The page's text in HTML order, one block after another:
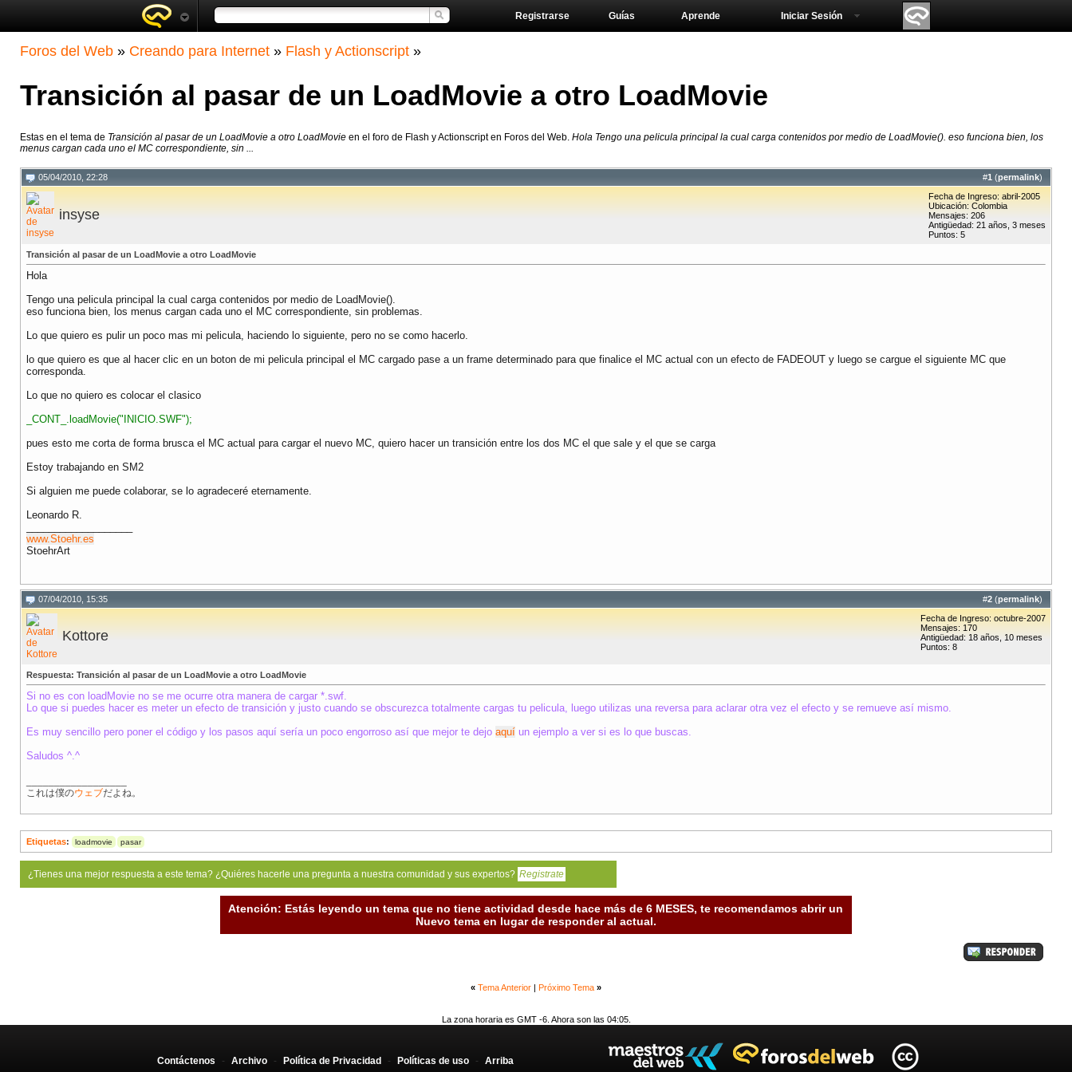
Aprende
Guías
Registrarse Iniciar Sesión
Foros del Web » Creando para Internet » Flash y Actionscript »
Transición al pasar de un LoadMovie a otro LoadMovie
Estas en el tema de Transición al pasar de un LoadMovie a otro LoadMovie en el foro de Flash y Actionscript en Foros del Web. Hola Tengo una pelicula principal la cual carga contenidos por medio de LoadMovie(). eso funciona bien, los
menus cargan cada uno el MC correspondiente, sin ...
#1 (permalink)
05/04/2010, 22:28
insyse
Fecha de Ingreso: abril-2005
Ubicación: Colombia
Mensajes: 206
Antigüedad: 21 años, 3 meses
Puntos: 5
Transición al pasar de un LoadMovie a otro LoadMovie
Hola
Tengo una pelicula principal la cual carga contenidos por medio de LoadMovie().
eso funciona bien, los menus cargan cada uno el MC correspondiente, sin problemas.
Lo que quiero es pulir un poco mas mi pelicula, haciendo lo siguiente, pero no se como hacerlo.
lo que quiero es que al hacer clic en un boton de mi pelicula principal el MC cargado pase a un frame determinado para que finalice el MC actual con un efecto de FADEOUT y luego se cargue el siguiente MC que
corresponda.
Lo que no quiero es colocar el clasico
_CONT_.loadMovie("INICIO.SWF");
pues esto me corta de forma brusca el MC actual para cargar el nuevo MC, quiero hacer un transición entre los dos MC el que sale y el que se carga
Estoy trabajando en SM2
Si alguien me puede colaborar, se lo agradeceré eternamente.
Leonardo R.
www.Stoehr.es
StoehrArt
#2 (permalink)
07/04/2010, 15:35
Kottore
Fecha de Ingreso: octubre-2007
Mensajes: 170
Antigüedad: 18 años, 10 meses
Puntos: 8
Respuesta: Transición al pasar de un LoadMovie a otro LoadMovie
Si no es con loadMovie no se me ocurre otra manera de cargar *.swf.
Lo que si puedes hacer es meter un efecto de transición y justo cuando se obscurezca totalmente cargas tu pelicula, luego utilizas una reversa para aclarar otra vez el efecto y se remueve así mismo.
Es muy sencillo pero poner el código y los pasos aquí sería un poco engorroso así que mejor te dejo aquí un ejemplo a ver si es lo que buscas.
Saludos ^.^
これは僕のウェブだよね。
Etiquetas: loadmovie pasar
¿Tienes una mejor respuesta a este tema? ¿Quiéres hacerle una pregunta a nuestra comunidad y sus expertos? Registrate
Atención: Estás leyendo un tema que no tiene actividad desde hace más de 6 MESES, te recomendamos abrir un
Nuevo tema en lugar de responder al actual.
« Tema Anterior Próximo Tema »
La zona horaria es GMT -6. Ahora son las 04:05.
Contáctenos - Archivo - Política de Privacidad - Políticas de uso - Arriba